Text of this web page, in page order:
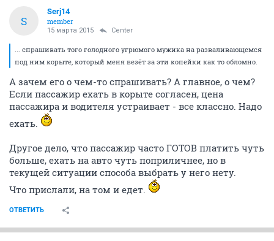
S
Serj14
member
15 марта 2015 Center
... спрашивать того голодного угрюмого мужика на разваливающемся
под ним корыте, который меня везёт за эти копейки как то обломно.
А зачем его о чем-то спрашивать? А главное, о чем?
Если пассажир ехать в корыте согласен, цена
пассажира и водителя устраивает - все классно. Надо
ехать.
Другое дело, что пассажир часто ГОТОВ платить чуть
больше, ехать на авто чуть поприличнее, но в
текущей ситуации способа выбрать у него нету.
Что прислали, на том и едет.
ОТВЕТИТЬ